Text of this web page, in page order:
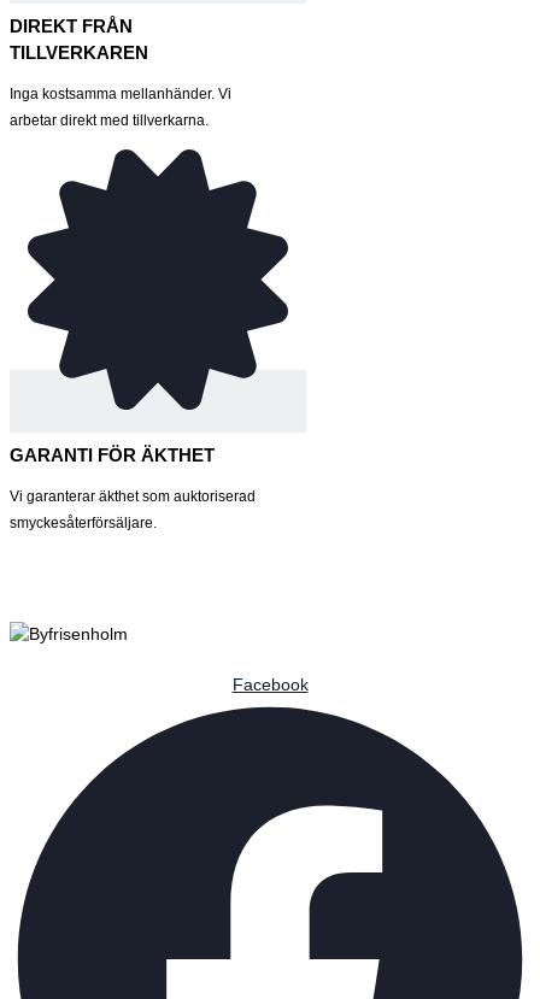
DIREKT FRÅN
TILLVERKAREN
Inga kostsamma mellanhänder. Vi
arbetar direkt med tillverkarna.
GARANTI FÖR ÄKTHET
Vi garanterar äkthet som auktoriserad
smyckesåterförsäljare.
Facebook